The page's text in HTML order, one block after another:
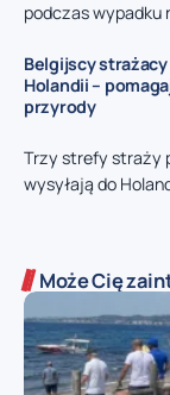
podczas wypadku
Belgijscy
Holandii –
przyrody
Trzy strefy straży
wysyłają do
Może Cię